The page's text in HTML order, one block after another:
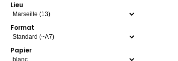
Lieu
Format
Papier